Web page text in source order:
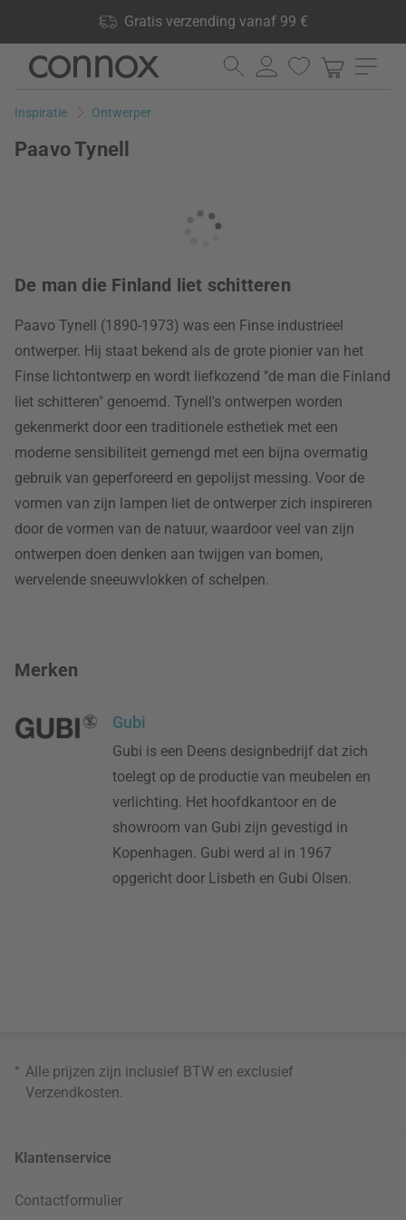
Gratis verzending vanaf 99 €
producten op voorraad, 60 dagen retourrecht
Ga
pagina-
Ga
zoeken
Inspiratie Ontwerper
Paavo Tynell
De man die Finland liet schitteren
Paavo Tynell (1890-1973) was een Finse industrieel
ontwerper. Hij staat bekend als de grote pionier van het
Finse lichtontwerp en wordt liefkozend "de man die Finland
liet schitteren" genoemd. Tynell's ontwerpen worden
gekenmerkt door een traditionele esthetiek met een
moderne sensibiliteit gemengd met een bijna overmatig
gebruik van geperforeerd en gepolijst messing. Voor de
vormen van zijn lampen liet de ontwerper zich inspireren
door de vormen van de natuur, waardoor veel van zijn
ontwerpen doen denken aan twijgen van bomen,
wervelende sneeuwvlokken of schelpen.
Merken
Gubi
Gubi is een Deens designbedrijf dat zich
toelegt op de productie van meubelen en
verlichting. Het hoofdkantoor en de
showroom van Gubi zijn gevestigd in
Kopenhagen. Gubi werd al in 1967
opgericht door Lisbeth en Gubi Olsen.
* Alle prijzen zijn inclusief BTW en exclusief
Verzendkosten
Klantenservice
Contactformulier